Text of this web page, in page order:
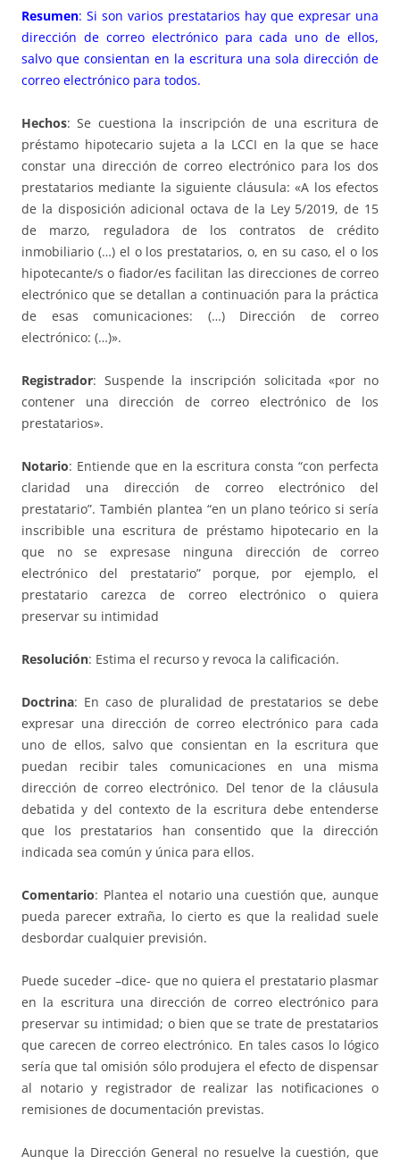
Resumen: Si son varios prestatarios hay que expresar una
dirección de correo electrónico para cada uno de ellos,
salvo que consientan en la escritura una sola dirección de
correo electrónico para todos.
Hechos: Se cuestiona la inscripción de una escritura de
préstamo hipotecario sujeta a la LCCI en la que se hace
constar una dirección de correo electrónico para los dos
prestatarios mediante la siguiente cláusula: «A los efectos
de la disposición adicional octava de la Ley 5/2019, de 15
de marzo, reguladora de los contratos de crédito
inmobiliario (…) el o los prestatarios, o, en su caso, el o los
hipotecante/s o fiador/es facilitan las direcciones de correo
electrónico que se detallan a continuación para la práctica
de esas comunicaciones: (…) Dirección de correo
electrónico: (…)».
Registrador: Suspende la inscripción solicitada «por no
contener una dirección de correo electrónico de los
prestatarios».
Notario: Entiende que en la escritura consta “con perfecta
claridad una dirección de correo electrónico del
prestatario”. También plantea “en un plano teórico si sería
inscribible una escritura de préstamo hipotecario en la
que no se expresase ninguna dirección de correo
electrónico del prestatario” porque, por ejemplo, el
prestatario carezca de correo electrónico o quiera
preservar su intimidad
Resolución: Estima el recurso y revoca la calificación.
Doctrina: En caso de pluralidad de prestatarios se debe
expresar una dirección de correo electrónico para cada
uno de ellos, salvo que consientan en la escritura que
puedan recibir tales comunicaciones en una misma
dirección de correo electrónico. Del tenor de la cláusula
debatida y del contexto de la escritura debe entenderse
que los prestatarios han consentido que la dirección
indicada sea común y única para ellos.
Comentario: Plantea el notario una cuestión que, aunque
pueda parecer extraña, lo cierto es que la realidad suele
desbordar cualquier previsión.
Puede suceder –dice- que no quiera el prestatario plasmar
en la escritura una dirección de correo electrónico para
preservar su intimidad; o bien que se trate de prestatarios
que carecen de correo electrónico. En tales casos lo lógico
sería que tal omisión sólo produjera el efecto de dispensar
al notario y registrador de realizar las notificaciones o
remisiones de documentación previstas.
Aunque la Dirección General no resuelve la cuestión, que